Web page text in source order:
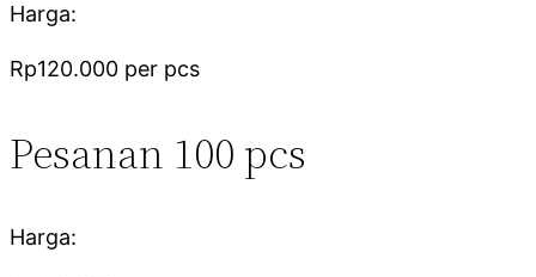
Harga:
Rp120.000 per pcs
Pesanan 100 pcs
Harga: